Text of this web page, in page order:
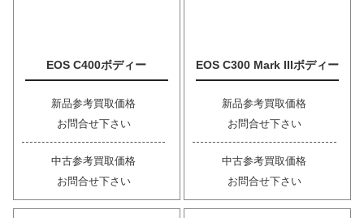
EOS C400ボディー
新品参考買取価格
お問合せ下さい
中古参考買取価格
お問合せ下さい
EOS C300 Mark IIIボディー
新品参考買取価格
お問合せ下さい
中古参考買取価格
お問合せ下さい